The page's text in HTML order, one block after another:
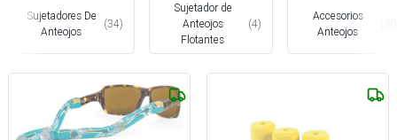
Sujetadores De
Anteojos
(34)
Sujetador de
Anteojos
Flotantes
(4)
Accesorios
Anteojos